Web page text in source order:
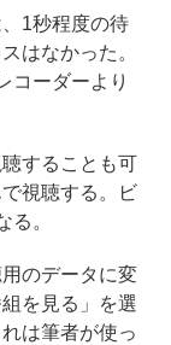
1秒程度の待
はなかった。
コーダーより
することも可
視聴する。ビ
る。
のデータに変
を見る」を選
は筆者が使っ